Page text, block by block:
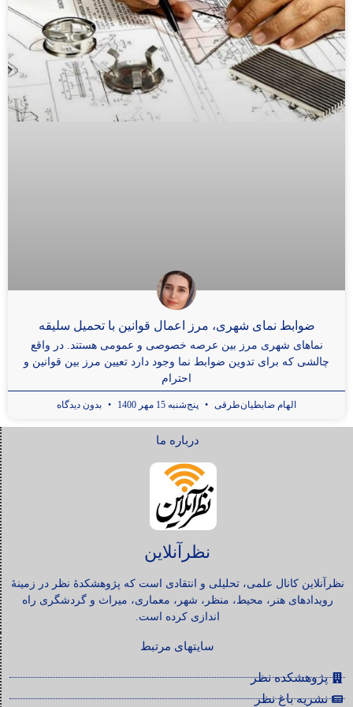
ضوابط نمای شهری، مرز اعمال قوانین با تحمیل سلیقه
نماهای شهری مرز بین عرصه خصوصی و عمومی هستند. در واقع
چالشی که برای تدوین ضوابط نما وجود دارد تعیین مرز بین قوانین و
احترام
الهام ضابطیان‌طرقی پنج‌شنبه 15 مهر 1400 بدون دیدگاه
درباره ما
نظرآنلاین
نظرآنلاین کانال علمی، تحلیلی و انتقادی است که پژوهشکدۀ نظر در زمینۀ
رویدادهای هنر، محیط، منظر، شهر، معماری، میراث و گردشگری راه
اندازی کرده است.
سایتهای مرتبط
پژوهشکده نظر
نشریه باغ نظر